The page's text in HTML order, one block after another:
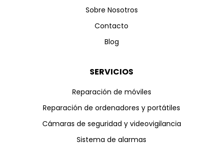
Sobre Nosotros
Contacto
Blog
SERVICIOS
Reparación de móviles
Reparación de ordenadores y portátiles
Cámaras de seguridad y videovigilancia
Sistema de alarmas